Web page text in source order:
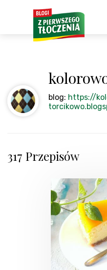
blog: https://
317 Przepisów